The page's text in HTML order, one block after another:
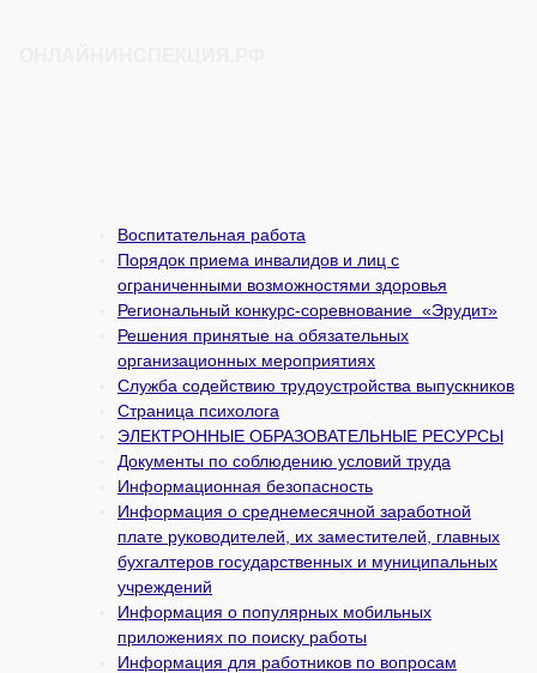
Воспитательная работа
Порядок приема инвалидов и лиц с
ограниченными возможностями здоровья
Региональный конкурс-соревнование «Эрудит»
Решения принятые на обязательных
организационных мероприятиях
Служба содействию трудоустройства выпускников
Страница психолога
ЭЛЕКТРОННЫЕ ОБРАЗОВАТЕЛЬНЫЕ РЕСУРСЫ
Документы по соблюдению условий труда
Информационная безопасность
Информация о среднемесячной заработной
плате руководителей, их заместителей, главных
бухгалтеров государственных и муни­ципальных
учреждений
Информация о популярных мобильных
приложениях по поиску работы
Информация для работников по вопросам